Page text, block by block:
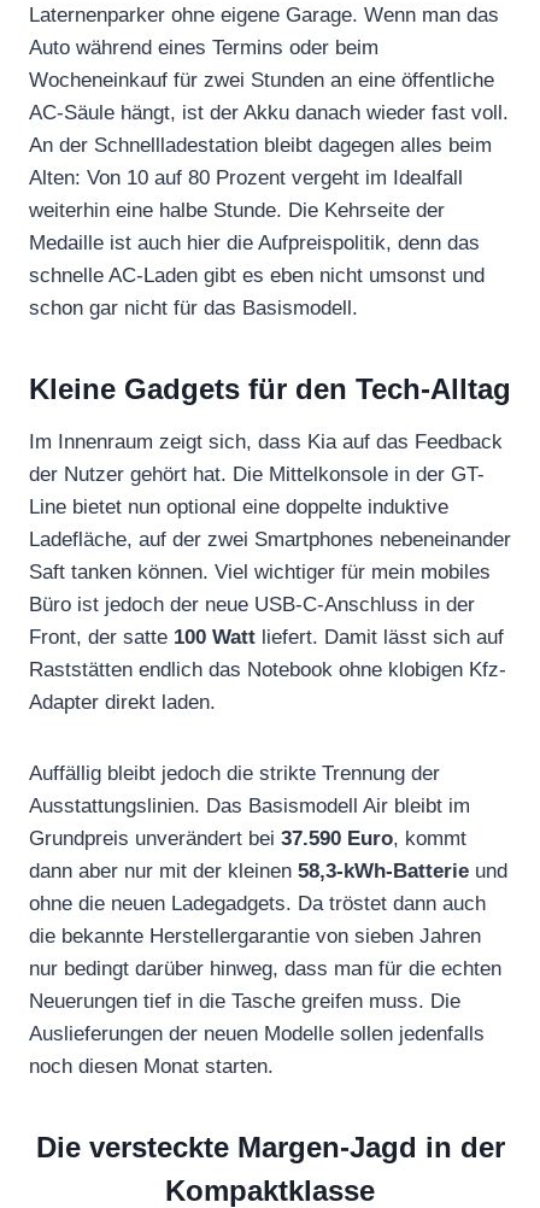
Laternenparker ohne eigene Garage. Wenn man das
Auto während eines Termins oder beim
Wocheneinkauf für zwei Stunden an eine öffentliche
AC-Säule hängt, ist der Akku danach wieder fast voll.
An der Schnellladestation bleibt dagegen alles beim
Alten: Von 10 auf 80 Prozent vergeht im Idealfall
weiterhin eine halbe Stunde. Die Kehrseite der
Medaille ist auch hier die Aufpreispolitik, denn das
schnelle AC-Laden gibt es eben nicht umsonst und
schon gar nicht für das Basismodell.
Kleine Gadgets für den Tech-Alltag
Im Innenraum zeigt sich, dass Kia auf das Feedback
der Nutzer gehört hat. Die Mittelkonsole in der GT-
Line bietet nun optional eine doppelte induktive
Ladefläche, auf der zwei Smartphones nebeneinander
Saft tanken können. Viel wichtiger für mein mobiles
Büro ist jedoch der neue USB-C-Anschluss in der
Front, der satte 100 Watt liefert. Damit lässt sich auf
Raststätten endlich das Notebook ohne klobigen Kfz-
Adapter direkt laden.
Auffällig bleibt jedoch die strikte Trennung der
Ausstattungslinien. Das Basismodell Air bleibt im
Grundpreis unverändert bei 37.590 Euro, kommt
dann aber nur mit der kleinen 58,3-kWh-Batterie und
ohne die neuen Ladegadgets. Da tröstet dann auch
die bekannte Herstellergarantie von sieben Jahren
nur bedingt darüber hinweg, dass man für die echten
Neuerungen tief in die Tasche greifen muss. Die
Auslieferungen der neuen Modelle sollen jedenfalls
noch diesen Monat starten.
Die versteckte Margen-Jagd in der
Kompaktklasse